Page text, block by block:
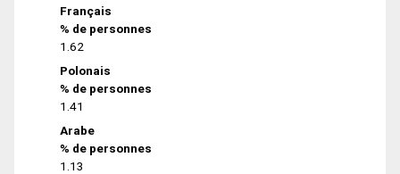
Français
% de personnes
1.62
Polonais
% de personnes
1.41
Arabe
% de personnes
1.13